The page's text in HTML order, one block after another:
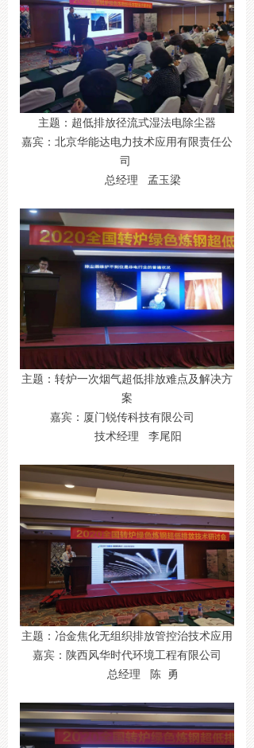
主题：超低排放径流式湿法电除尘器
嘉宾：北京华能达电力技术应用有限责任公
司
总经理 孟玉梁
主题：转炉一次烟气超低排放难点及解决方
案
嘉宾：厦门锐传科技有限公司
技术经理 李尾阳
主题：冶金焦化无组织排放管控治技术应用
嘉宾：陕西风华时代环境工程有限公司
总经理 陈 勇